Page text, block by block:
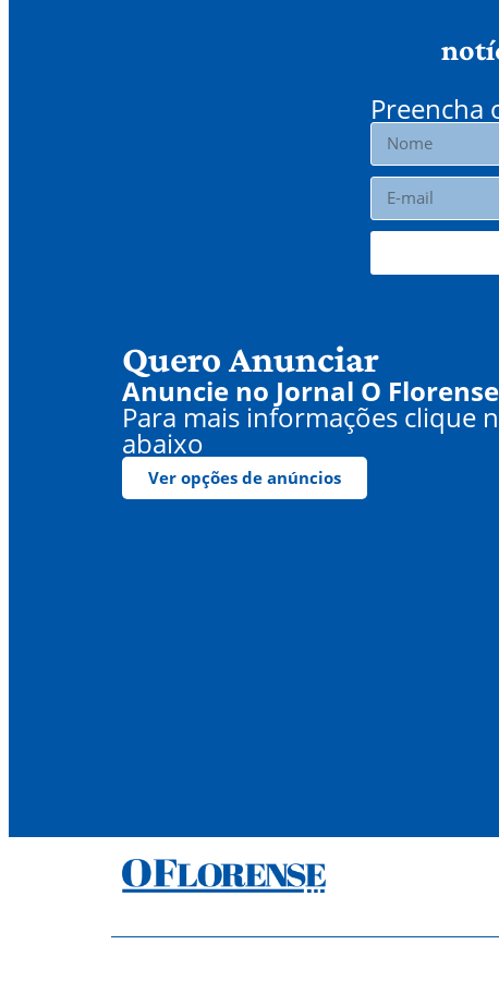
Preencha
Quero Anunciar
Anuncie no Jornal O Florense
Para mais informações clique
abaixo
Ver opções de anúncios